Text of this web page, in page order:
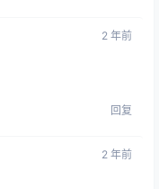
2 年前
回复
2 年前